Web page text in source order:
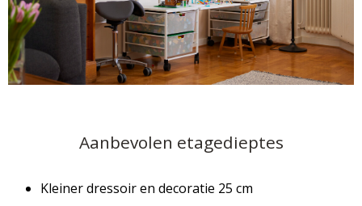
Aanbevolen etagedieptes
Kleiner dressoir en decoratie 25 cm